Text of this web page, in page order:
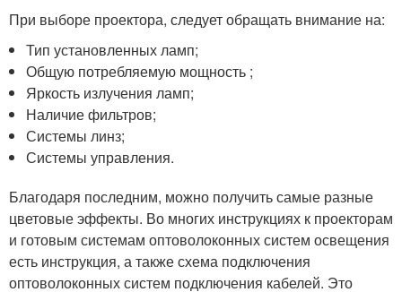
При выборе проектора, следует обращать внимание на:
Тип установленных ламп;
Общую потребляемую мощность ;
Яркость излучения ламп;
Наличие фильтров;
Системы линз;
Системы управления.
Благодаря последним, можно получить самые разные
цветовые эффекты. Во многих инструкциях к проекторам
и готовым системам оптоволоконных систем освещения
есть инструкция, а также схема подключения
оптоволоконных систем подключения кабелей. Это